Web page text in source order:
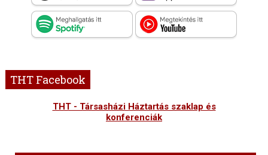
THT Facebook
THT - Társasházi Háztartás szaklap és
konferenciák